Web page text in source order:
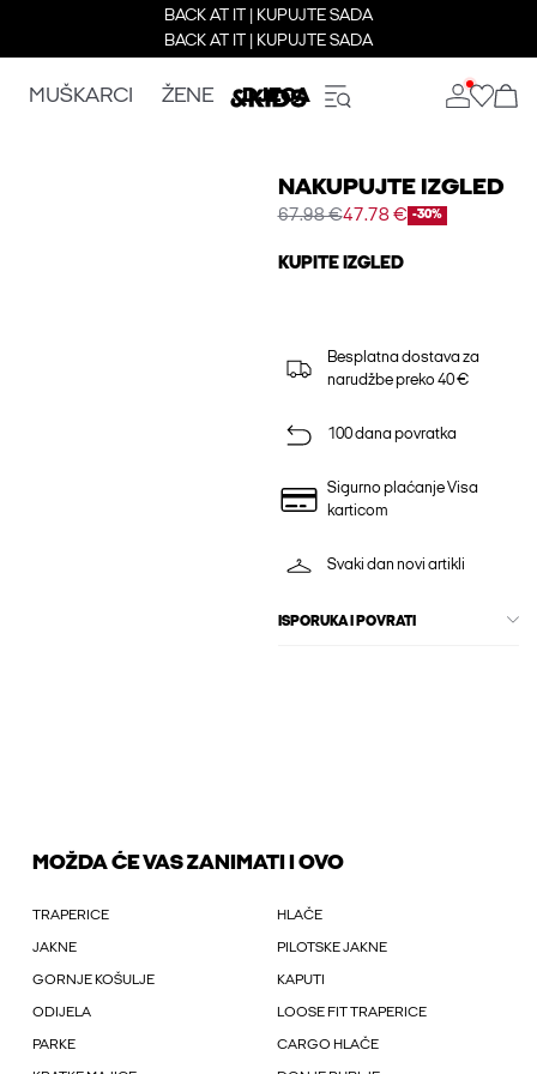
BACK AT IT | KUPUJTE SADA
BACK AT IT | KUPUJTE SADA
MUŠKARCI ŽENE DJECA
NAKUPUJTE IZGLED
67.98 €47.78 € -30%
KUPITE IZGLED
Besplatna dostava za
narudžbe preko 40 €
100 dana povratka
Sigurno plaćanje Visa
karticom
Svaki dan novi artikli
ISPORUKA I POVRATI
MOŽDA ĆE VAS ZANIMATI I OVO
TRAPERICE HLAČE
JAKNE PILOTSKE JAKNE
GORNJE KOŠULJE KAPUTI
ODIJELA LOOSE FIT TRAPERICE
PARKE CARGO HLAČE